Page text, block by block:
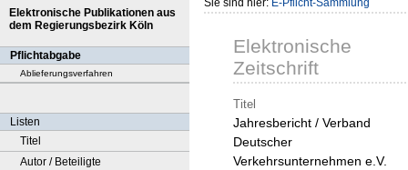
Elektronische Publikationen aus
dem Regierungsbezirk Köln
Pflichtabgabe
Ablieferungsverfahren
Listen
Titel
Autor / Beteiligte
Sie sind hier: E-Pflicht-Sammlung
Elektronische
Zeitschrift
Titel
Jahresbericht / Verband
Deutscher
Verkehrsunternehmen e.V.